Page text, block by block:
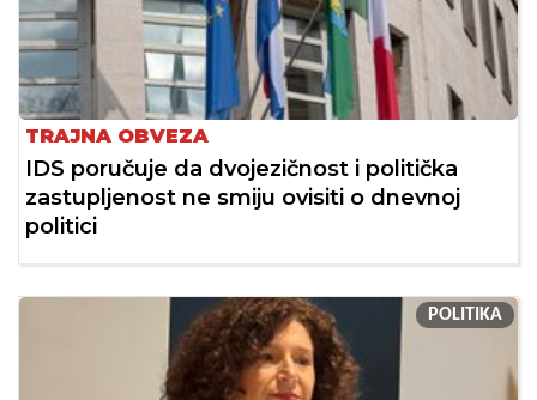
TRAJNA OBVEZA
IDS poručuje da dvojezičnost i politička
zastupljenost ne smiju ovisiti o dnevnoj
politici
POLITIKA